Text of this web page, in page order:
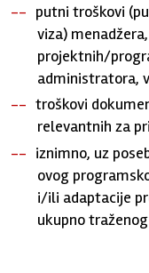
putni troškovi
viza)
projektnih/
administratora,
troškovi
relevantnih za
iznimno, uz
ovog
i/ili adaptacije
ukupno